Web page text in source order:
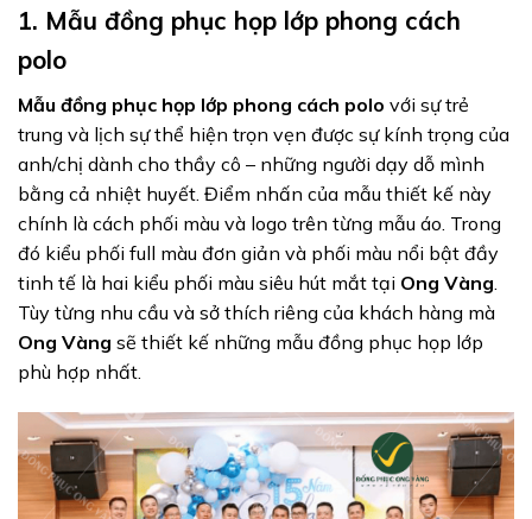
1. Mẫu đồng phục họp lớp phong cách
polo
Mẫu đồng phục họp lớp phong cách polo với sự trẻ
trung và lịch sự thể hiện trọn vẹn được sự kính trọng của
anh/chị dành cho thầy cô – những người dạy dỗ mình
bằng cả nhiệt huyết. Điểm nhấn của mẫu thiết kế này
chính là cách phối màu và logo trên từng mẫu áo. Trong
đó kiểu phối full màu đơn giản và phối màu nổi bật đầy
tinh tế là hai kiểu phối màu siêu hút mắt tại Ong Vàng.
Tùy từng nhu cầu và sở thích riêng của khách hàng mà
Ong Vàng sẽ thiết kế những mẫu đồng phục họp lớp
phù hợp nhất.